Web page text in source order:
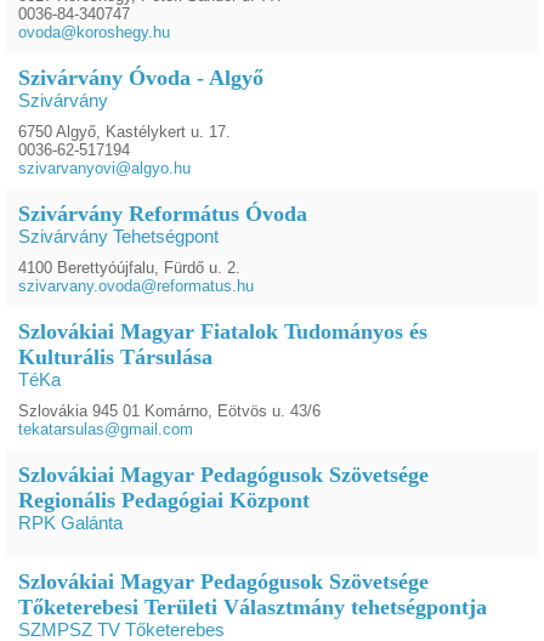
0036-84-340747
ovoda@koroshegy.hu
Szivárvány Óvoda - Algyő
Szivárvány
6750 Algyő, Kastélykert u. 17.
0036-62-517194
szivarvanyovi@algyo.hu
Szivárvány Református Óvoda
Szivárvány Tehetségpont
4100 Berettyóújfalu, Fürdő u. 2.
szivarvany.ovoda@reformatus.hu
Szlovákiai Magyar Fiatalok Tudományos és
Kulturális Társulása
TéKa
Szlovákia 945 01 Komárno, Eötvös u. 43/6
tekatarsulas@gmail.com
Szlovákiai Magyar Pedagógusok Szövetsége
Regionális Pedagógiai Központ
RPK Galánta
Szlovákiai Magyar Pedagógusok Szövetsége
Tőketerebesi Területi Választmány tehetségpontja
SZMPSZ TV Tőketerebes